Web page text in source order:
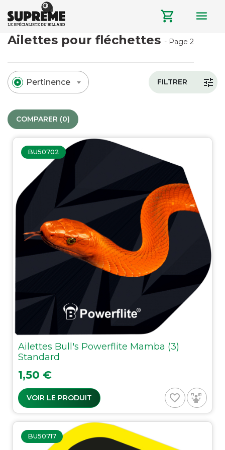
shopping_cart
menu
Ailettes pour fléchettes - Page 2
Pertinence FILTRER tune
COMPARER (0)‎
BU50702
Ailettes Bull's Powerflite Mamba (3)
Standard
Prix
1,50 €
VOIR LE PRODUIT favorite_border
BU50717